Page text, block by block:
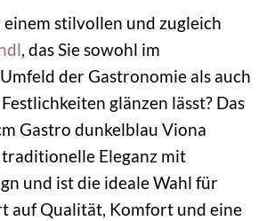
einem stilvollen und zugleich
, das Sie sowohl im
der Gastronomie als auch
glänzen lässt? Das
Gastro dunkelblau Viona
Eleganz mit
und ist die ideale Wahl für
auf Qualität, Komfort und eine